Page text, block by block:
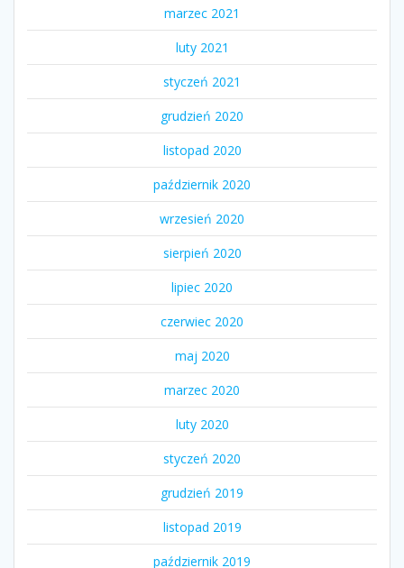
marzec 2021
luty 2021
styczeń 2021
grudzień 2020
listopad 2020
październik 2020
wrzesień 2020
sierpień 2020
lipiec 2020
czerwiec 2020
maj 2020
marzec 2020
luty 2020
styczeń 2020
grudzień 2019
listopad 2019
październik 2019